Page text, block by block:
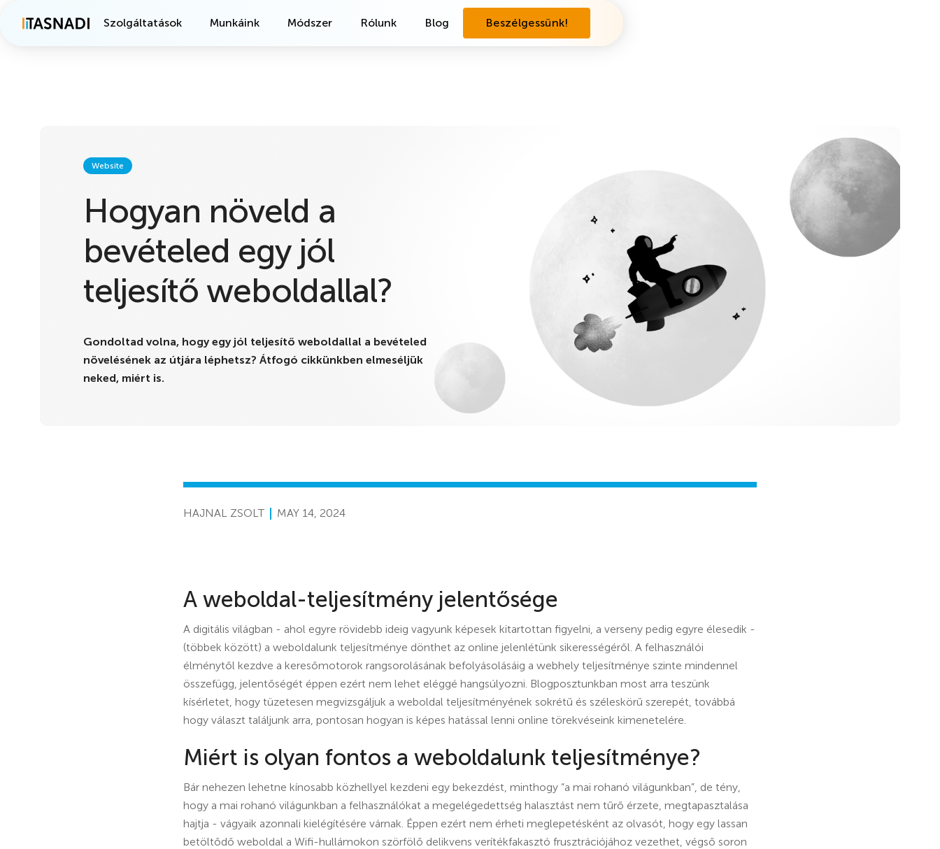
Szolgáltatások Munkáink Módszer Rólunk Blog Beszélgessünk!
Website
Hogyan növeld a
bevételed egy jól
teljesítő weboldallal?
Gondoltad volna, hogy egy jól teljesítő weboldallal a bevételed
növelésének az útjára léphetsz? Átfogó cikkünkben elmeséljük
neked, miért is.
HAJNAL ZSOLT MAY 14, 2024
A weboldal-teljesítmény jelentősége
A digitális világban - ahol egyre rövidebb ideig vagyunk képesek kitartottan figyelni, a verseny pedig egyre élesedik -
(többek között) a weboldalunk teljesítménye dönthet az online jelenlétünk sikerességéről. A felhasználói
élménytől kezdve a keresőmotorok rangsorolásának befolyásolásáig a webhely teljesítménye szinte mindennel
összefügg, jelentőségét éppen ezért nem lehet eléggé hangsúlyozni. Blogposztunkban most arra teszünk
kísérletet, hogy tüzetesen megvizsgáljuk a weboldal teljesítményének sokrétű és széleskörű szerepét, továbbá
hogy választ találjunk arra, pontosan hogyan is képes hatással lenni online törekvéseink kimenetelére.
Miért is olyan fontos a weboldalunk teljesítménye?
Bár nehezen lehetne kínosabb közhellyel kezdeni egy bekezdést, minthogy “a mai rohanó világunkban”, de tény,
hogy a mai rohanó világunkban a felhasználókat a megelégedettség halasztást nem tűrő érzete, megtapasztalása
hajtja - vágyaik azonnali kielégítésére várnak. Éppen ezért nem érheti meglepetésként az olvasót, hogy egy lassan
betöltődő weboldal a Wifi-hullámokon szörfölő delikvens verítékfakasztó frusztrációjához vezethet, végső soron